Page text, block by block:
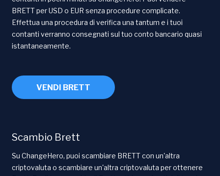
BRETT per USD o EUR senza procedure complicate.
Effettua una procedura di verifica una tantum e i tuoi
contanti verranno consegnati sul tuo conto bancario quasi
istantaneamente.
VENDI BRETT
Scambio Brett
Su ChangeHero, puoi scambiare BRETT con un'altra
criptovaluta o scambiare un'altra criptovaluta per ottenere